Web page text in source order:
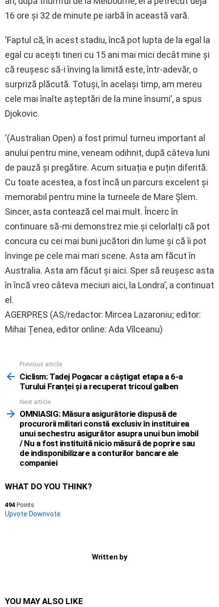
16 ore și 32 de minute pe iarbă în această vară.
‘Faptul că, în acest stadiu, încă pot lupta de la egal la
egal cu acești tineri cu 15 ani mai mici decât mine și
că reușesc să-i înving la limită este, într-adevăr, o
surpriză plăcută. Totuși, în același timp, am mereu
cele mai înalte așteptări de la mine însumi’, a spus
Djokovic.
‘(Australian Open) a fost primul turneu important al
anului pentru mine, veneam odihnit, după câteva luni
de pauză și pregătire. Acum situația e puțin diferită.
Cu toate acestea, a fost încă un parcurs excelent și
memorabil pentru mine la turneele de Mare Șlem.
Sincer, asta contează cel mai mult. Încerc în
continuare să-mi demonstrez mie și celorlalți că pot
concura cu cei mai buni jucători din lume și că îi pot
învinge pe cele mai mari scene. Asta am făcut în
Australia. Asta am făcut și aici. Sper să reușesc asta
în încă vreo câteva meciuri aici, la Londra’, a continuat
el.
AGERPRES (AS/redactor: Mircea Lazaroniu; editor:
Mihai Țenea, editor online: Ada Vîlceanu)
more
Previous article
Ciclism: Tadej Pogacar a câștigat etapa a 6-a
Turului Franței și a recuperat tricoul galben
Next article
OMNIASIG: Măsura asigurătorie dispusă de
procurorii militari constă exclusiv în instituirea
unui sechestru asigurător asupra unui bun imobil
/ Nu a fost instituită nicio măsură de poprire sau
de indisponibilizare a conturilor bancare ale
companiei
WHAT DO YOU THINK?
494 Points
Upvote Downvote
Written by
YOU MAY ALSO LIKE